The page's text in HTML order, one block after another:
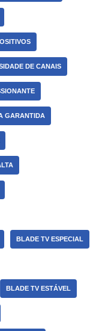
DE CANAIS
GARANTIDA
BLADE TV ESPECIAL
BLADE TV ESTÁVEL